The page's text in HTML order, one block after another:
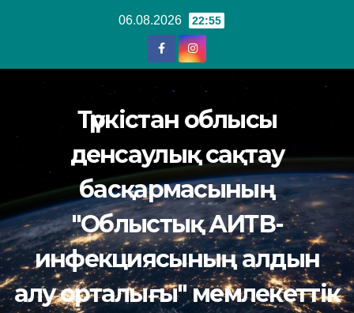
06.08.2026 22:55
Түркістан облысы
денсаулық сақтау
басқармасының
"Облыстық АИТВ-
инфекциясының алдын
алу орталығы" мемлекеттік